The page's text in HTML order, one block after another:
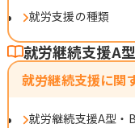
就労支援の種類
就労継続支援A
就労継続支援に関
就労継続支援A型・